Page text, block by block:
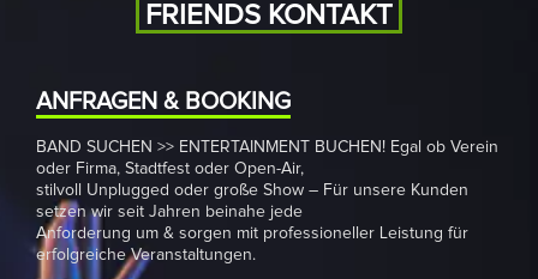
REFERENZEN
DOWNLOADS
KONTAKT
IMPRESSUM
FRIENDS KONTAKT
ANFRAGEN & BOOKING
BAND SUCHEN >> ENTERTAINMENT BUCHEN! Egal ob Verein
oder Firma, Stadtfest oder Open-Air,
stilvoll Unplugged oder große Show – Für unsere Kunden
setzen wir seit Jahren beinahe jede
Anforderung um & sorgen mit professioneller Leistung für
erfolgreiche Veranstaltungen.